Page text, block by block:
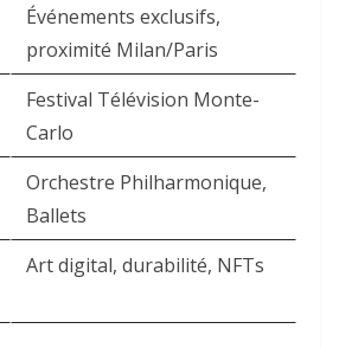
Événements exclusifs,
proximité Milan/Paris ​
Festival Télévision Monte-
Carlo ​
Orchestre Philharmonique,
Ballets ​
Art digital, durabilité, NFTs ​